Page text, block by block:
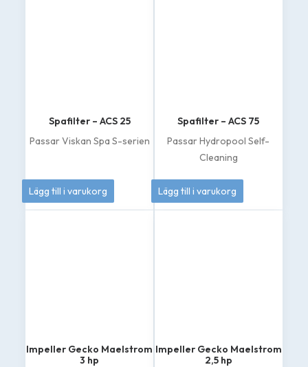
Spafilter – ACS 25
Passar Viskan Spa S-serien
369kr
Lägg till i varukorg
Spafilter – ACS 75
Passar Hydropool Self-
Cleaning
695kr
Lägg till i varukorg
Impeller Gecko Maelstrom
3 hp
Impeller Gecko Maelstrom
2,5 hp